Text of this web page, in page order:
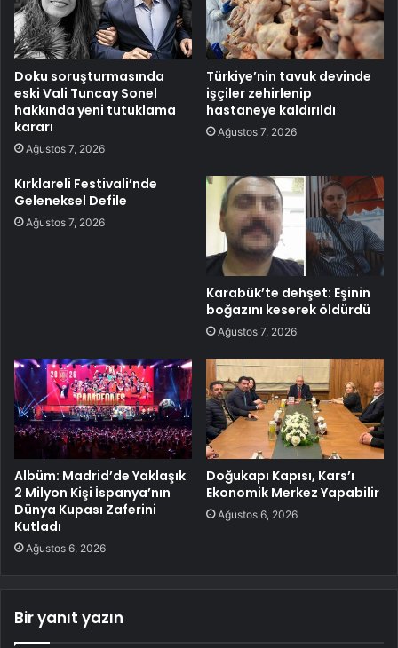
Doku soruşturmasında
eski Vali Tuncay Sonel
hakkında yeni tutuklama
kararı
Ağustos 7, 2026
Türkiye’nin tavuk devinde
işçiler zehirlenip
hastaneye kaldırıldı
Ağustos 7, 2026
Kırklareli Festivali’nde
Geleneksel Defile
Ağustos 7, 2026
Karabük’te dehşet: Eşinin
boğazını keserek öldürdü
Ağustos 7, 2026
Albüm: Madrid’de Yaklaşık
2 Milyon Kişi İspanya’nın
Dünya Kupası Zaferini
Kutladı
Ağustos 6, 2026
Doğukapı Kapısı, Kars’ı
Ekonomik Merkez Yapabilir
Ağustos 6, 2026
Bir yanıt yazın